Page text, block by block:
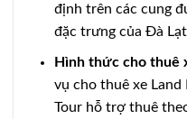
định trên các cung
đặc trưng của Đà
Hình thức cho thuê
vụ cho thuê xe Land
Tour hỗ trợ thuê